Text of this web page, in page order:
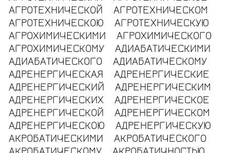
АГРОТЕХНИЧЕСКОЙ
АГРОТЕХНИЧЕСКОМ
АГРОТЕХНИЧЕСКОЮ
АГРОТЕХНИЧЕСКУЮ
АГРОХИМИЧЕСКИМИ
АГРОХИМИЧЕСКОГО
АГРОХИМИЧЕСКОМУ
АДИАБАТИЧЕСКИМИ
АДИАБАТИЧЕСКОГО
АДИАБАТИЧЕСКОМУ
АДРЕНЕРГИЧЕСКАЯ
АДРЕНЕРГИЧЕСКИЕ
АДРЕНЕРГИЧЕСКИЙ
АДРЕНЕРГИЧЕСКИМ
АДРЕНЕРГИЧЕСКИХ
АДРЕНЕРГИЧЕСКОЕ
АДРЕНЕРГИЧЕСКОЙ
АДРЕНЕРГИЧЕСКОМ
АДРЕНЕРГИЧЕСКОЮ
АДРЕНЕРГИЧЕСКУЮ
АКРОБАТИЧЕСКИМИ
АКРОБАТИЧЕСКОГО